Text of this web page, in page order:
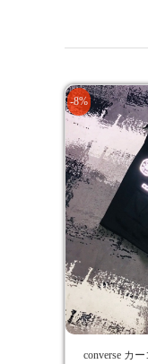
-8%
converse カ